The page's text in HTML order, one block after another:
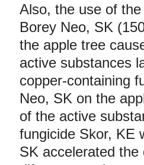
Also, the use of
Borey Neo, SK
the apple tree
active substances
copper-containing
Neo, SK on the
of the active
fungicide Skor, KE
SK accelerated